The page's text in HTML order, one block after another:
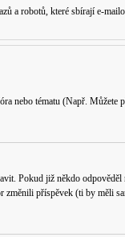
a robotů, které sbírají e-
nebo tématu (Např. Můžete
. Pokud již někdo
příspěvek (ti by měli